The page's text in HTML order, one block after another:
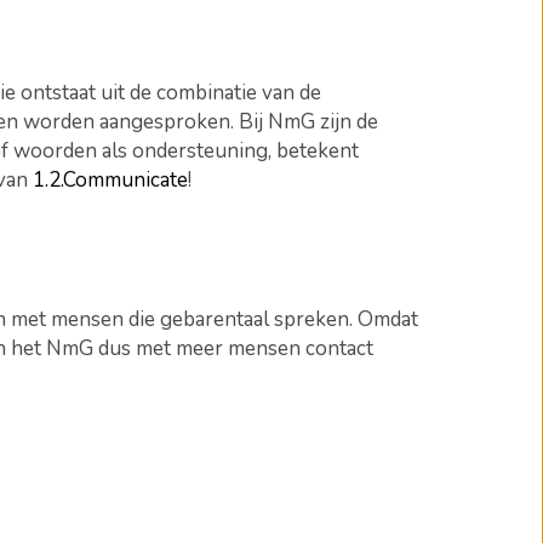
ontstaat uit de combinatie van de
worden aangesproken. Bij NmG zijn de
woorden als ondersteuning, betekent
1.2.Communicate!
mensen die gebarentaal spreken. Omdat
NmG dus met meer mensen contact